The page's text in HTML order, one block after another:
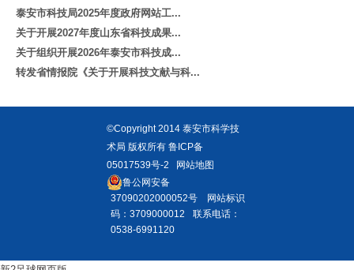
泰安市科技局2025年度政府网站工...
关于开展2027年度山东省科技成果...
关于组织开展2026年泰安市科技成...
转发省情报院《关于开展科技文献与科...
©Copyright 2014 泰安市科学技
术局 版权所有鲁ICP备
05017539号-2
网站地图
鲁公网安备
37090202000052号
网站标识
码：3709000012
联系电话：
0538-6991120